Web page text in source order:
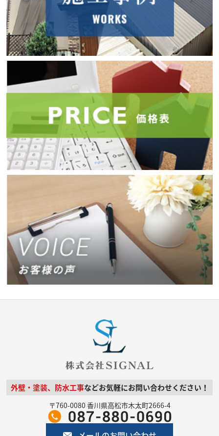
外壁・塗装、防水工事などお気軽にお問い合わせください！
〒760-0080 香川県高松市木太町2666-4